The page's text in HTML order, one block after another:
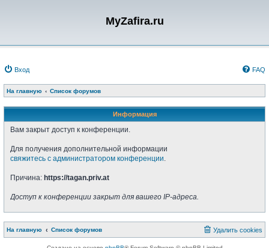
MyZafira.ru
Вход FAQ
На главную Список форумов
Информация
Вам закрыт доступ к конференции.
Для получения дополнительной информации
свяжитесь с администратором конференции.
Причина: https://tagan.priv.at
Доступ к конференции закрыт для вашего IP-адреса.
На главную Список форумов Удалить cookies